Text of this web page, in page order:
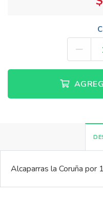
Alcaparras la Coruña por